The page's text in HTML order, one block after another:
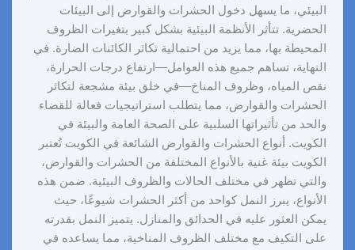
البيئي، ما يسهل دخول الحشرات والقوارض إلى البيئات
الحضرية. تتأثر الأنظمة البيئية بشكل كبير بتغيرات الظروف
المحيطة بها، مما يزيد من احتمالية تكاثر الكائنات الضارة. في
النهاية، تساهم جميع هذه العوامل—ارتفاع درجات الحرارة،
نقص المياه، وظروف المناخ—في خلق بيئة مشجعة لتكاثر
الحشرات والقوارض، مما يتطلب استراتيجيات فعالة للقضاء
والحد من تأثيراتها السلبية على الصحة العامة والبيئة في
الكويت. أنواع الحشرات والقوارض الشائعة في الكويت تُعتبر
الكويت بيئة غنية بالأنواع المختلفة من الحشرات والقوارض،
والتي تظهر في مختلف الحالات والظروف البيئية. ضمن هذه
الأنواع، يبرز النمل كواحد من أكثر الحشرات شيوعًا، حيث
يمكن العثور عليه في الحدائق والمنازل. يتميز النمل بقدرته
على التكيف مع مختلف الظروف المناخية، مما يساعده في